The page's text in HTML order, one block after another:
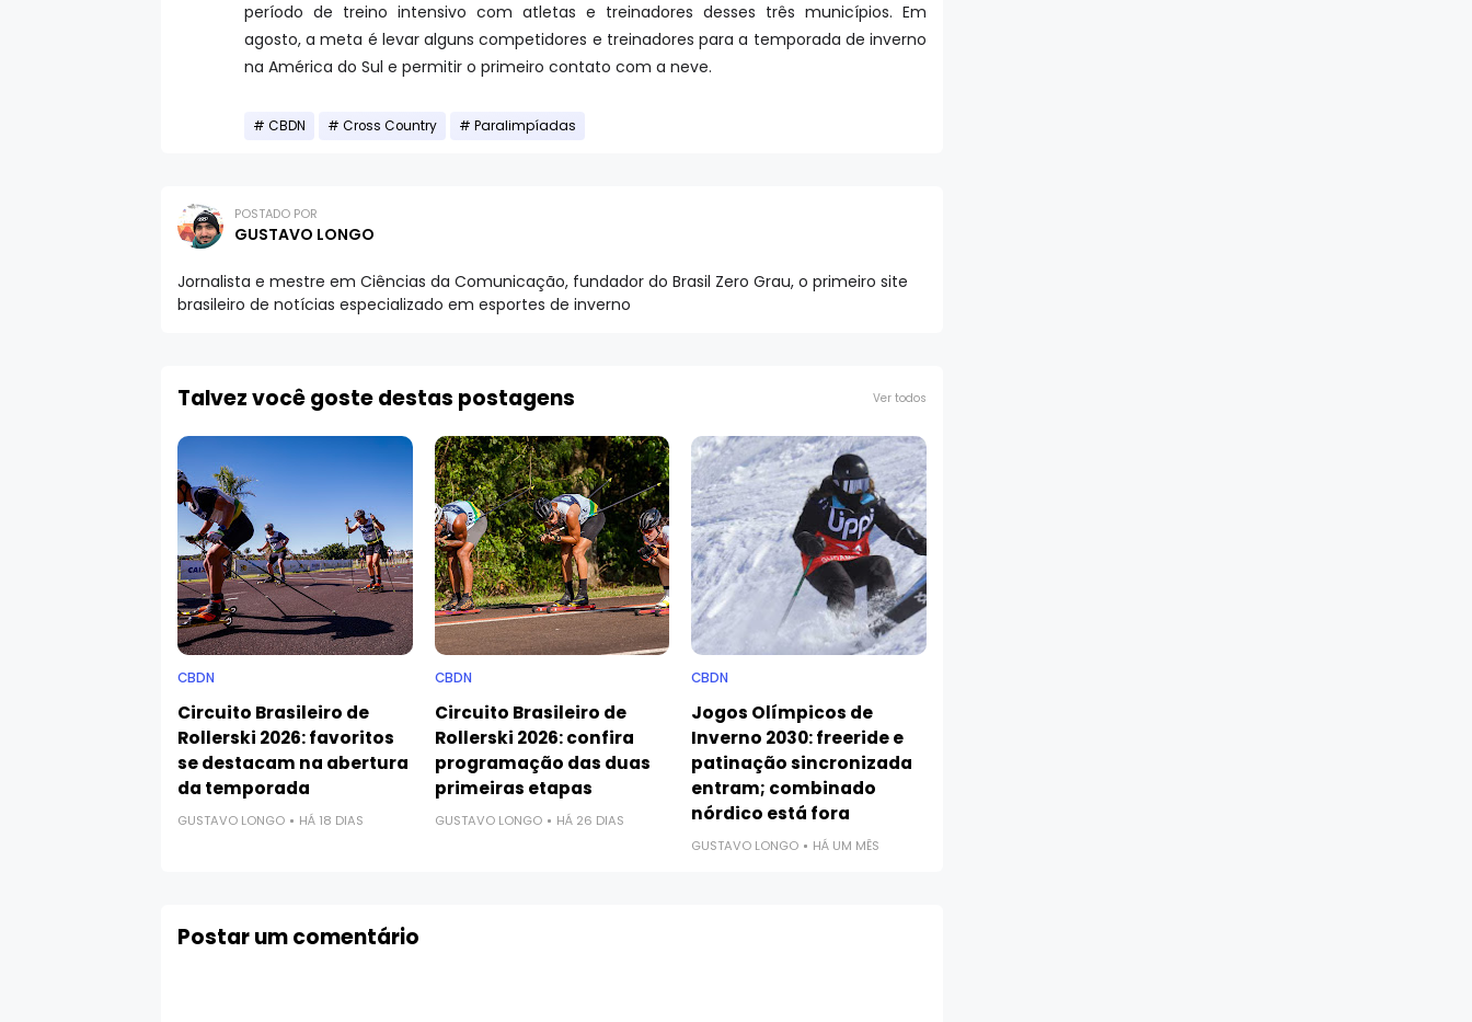
período de treino intensivo com atletas e treinadores desses três municípios. Em
agosto, a meta é levar alguns competidores e treinadores para a temporada de inverno
na América do Sul e permitir o primeiro contato com a neve.
CBDN Cross Country Paralimpíadas
POSTADO POR
GUSTAVO LONGO
Jornalista e mestre em Ciências da Comunicação, fundador do Brasil Zero Grau, o primeiro site
brasileiro de notícias especializado em esportes de inverno
Talvez você goste destas postagens Ver todos
CBDN
Circuito Brasileiro de
Rollerski 2026: favoritos
se destacam na abertura
da temporada
GUSTAVO LONGO HÁ 18 DIAS
CBDN
Circuito Brasileiro de
Rollerski 2026: confira
programação das duas
primeiras etapas
GUSTAVO LONGO HÁ 26 DIAS
CBDN
Jogos Olímpicos de
Inverno 2030: freeride e
patinação sincronizada
entram; combinado
nórdico está fora
GUSTAVO LONGO HÁ UM MÊS
Postar um comentário